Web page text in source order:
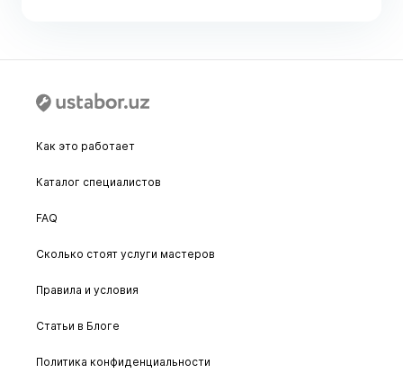
Как это работает
Каталог специалистов
FAQ
Сколько стоят услуги мастеров
Правила и условия
Статьи в Блоге
Политика конфиденциальности